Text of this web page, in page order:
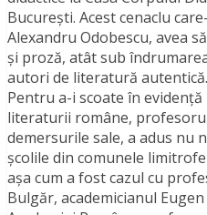
Bucureşti. Acest cenaclu
Alexandru Odobescu, avea
şi proză, atât sub
autori de literatură autentică.
Pentru a-i scoate în
literaturii române,
demersurile sale, a adus nu
şcolile din comunele
aşa cum a fost cazul cu
Bulgăr, academicianul